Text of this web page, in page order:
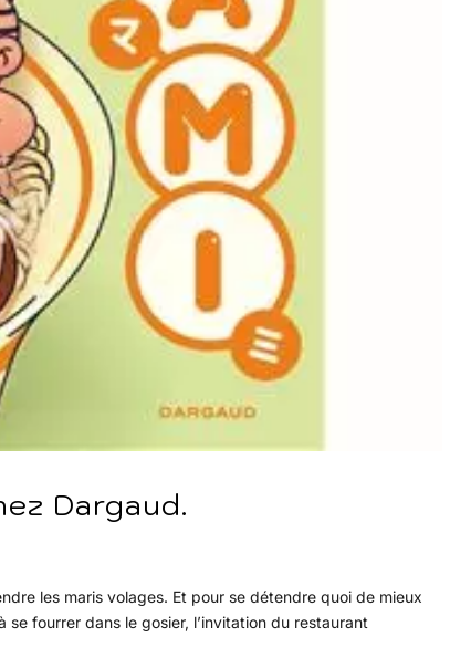
Dargaud.
les maris volages. Et pour se détendre quoi de mieux
se fourrer dans le gosier, l’invitation du restaurant